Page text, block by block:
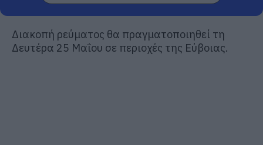
Διακοπή ρεύματος θα πραγματοποιηθεί τη
Δευτέρα 25 Μαΐου σε περιοχές της Εύβοιας.